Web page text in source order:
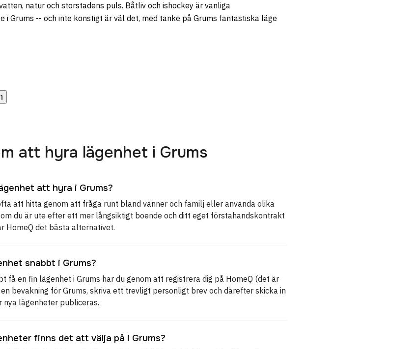
natur och storstadens puls. Båtliv och ishockey är vanliga
i Grums -- och inte konstigt är väl det, med tanke på Grums fantastiska läge
att hyra lägenhet i Grums
att hyra i Grums?
att hitta genom att fråga runt bland vänner och familj eller använda olika
du är ute efter ett mer långsiktigt boende och ditt eget förstahandskontrakt
HomeQ det bästa alternativet.
snabbt i Grums?
få en fin lägenhet i Grums har du genom att registrera dig på HomeQ (det är
bevakning för Grums, skriva ett trevligt personligt brev och därefter skicka in
nya lägenheter publiceras.
finns det att välja på i Grums?